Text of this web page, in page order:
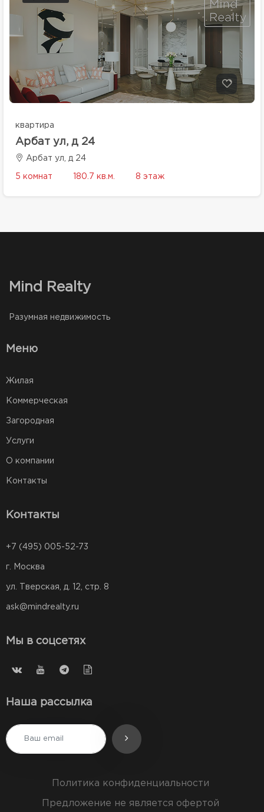
квартира
Арбат ул, д 24
Арбат ул, д 24
5 комнат 180.7 кв.м. 8 этаж
Mind Realty
Разумная недвижимость
Меню
Жилая
Коммерческая
Загородная
Услуги
О компании
Контакты
Контакты
+7 (495) 005-52-73
г. Москва
ул. Тверская, д. 12, стр. 8
ask@mindrealty.ru
Мы в соцсетях
Наша рассылка
Политика конфиденциальности
Предложение не является офертой